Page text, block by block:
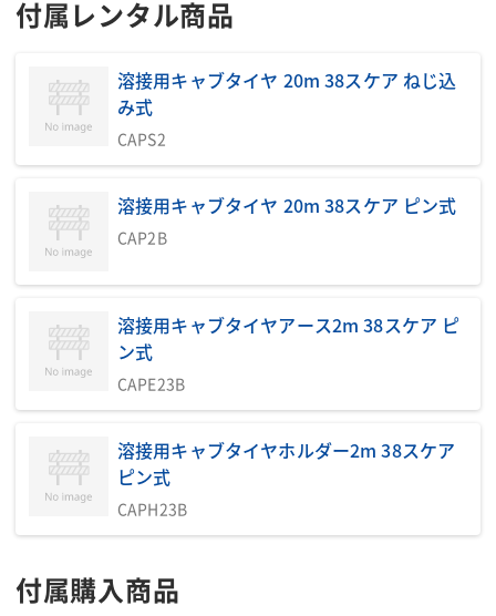
【交流出力】(単相)定格
【交流出力】(単相)定格
力率(%)
【交流出力】(単相)専用
端子
【交流出力】(単相)コン
セント
1.5×4
燃料/タンク容量(L)
燃料消費量(L/h)
3.14/3.69
排ガス規制
第3次
全長(mm)
運転質量(kg)
521
騒音値LwA(dB)
掲載されている仕様は、代表的な機種です。実際に納品されるものとは異なる場合
付属レンタル商品
溶接用キャブタイヤ 20m 38スケア ねじ込
み式
CAPS2
溶接用キャブタイヤ 20m 38スケア ピン式
CAP2B
溶接用キャブタイヤアース2m 38スケア ピ
ン式
CAPE23B
溶接用キャブタイヤホルダー2m 38スケア
ピン式
CAPH23B
付属購入商品